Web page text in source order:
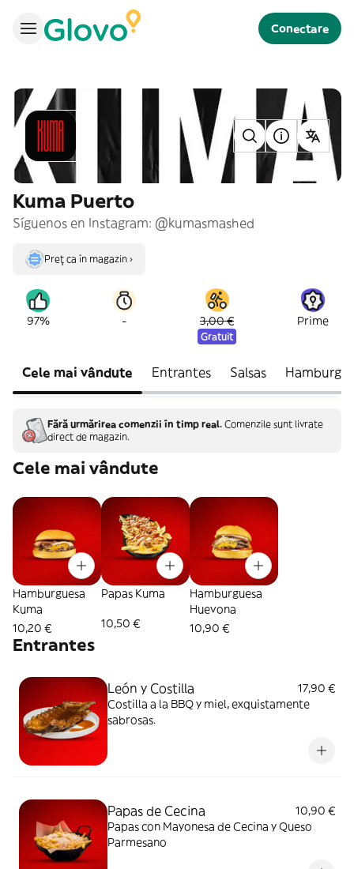
Conectare
Kuma Puerto
Síguenos en Instagram: @kumasmashed
Preț ca în magazin ›
97% - 3,00 €
Gratuit
Prime
Cele mai vândute Entrantes Salsas
Fără urmărirea comenzii în timp real. Comenzile sunt livrate
direct de magazin.
Cele mai vândute
Hamburguesa
Kuma
10,20 €
Papas Kuma
10,50 €
Hamburguesa
Huevona
10,90 €
Entrantes
León y Costilla
17,90 €
Costilla a la BBQ y miel, exquistamente
sabrosas.
Papas de Cecina
10,90 €
Papas con Mayonesa de Cecina y Queso
Parmesano